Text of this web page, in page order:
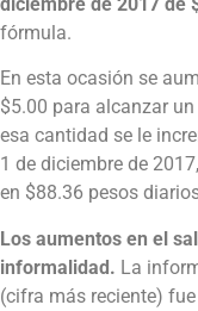
fórmula.
En esta ocasión se
$5.00 para alcanzar
esa cantidad se le
1 de diciembre de
en $88.36 pesos
Los aumentos en el
informalidad. La
(cifra más reciente)